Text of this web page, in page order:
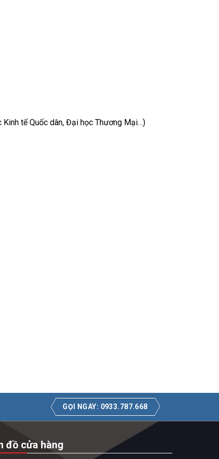
Kinh tế Quốc dân, Đại học Thương Mại…)
GỌI NGAY: 0933.787.668
đồ cửa hàng